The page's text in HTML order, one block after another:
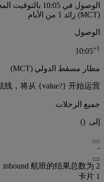
الوصول في 10:05
(MCT) زائد 1 من الأيام
الوصول
10:05+1
مطار مسقط الدولي (MCT)
，将从 {value?} 开始运营。
جميع الرحلات
إلى (
)
-
inbound 航班的结果总数为 2
卡片 1